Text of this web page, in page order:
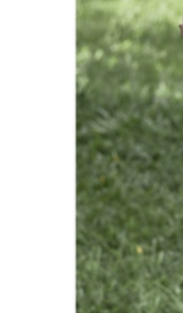
lịch ngắn ngày cho
nữ, túi đựng máy
tính sinh viên đại
học dung lượng lớn,
túi hành lý đi công
tác, nam balo du
lich cao cap balo du
lịch nam cao cấp
Ba lô ngoài trời Dika
có thể gập lại túi da
di động thể thao du
lịch leo núi ba lô sức
chứa lớn cho nam
và nữ 847 túi balo
du lịch ba lô kéo du